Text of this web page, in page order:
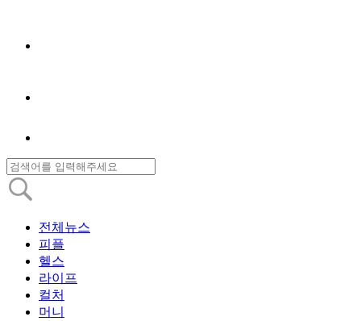
전체뉴스
피플
헬스
라이프
컬처
머니